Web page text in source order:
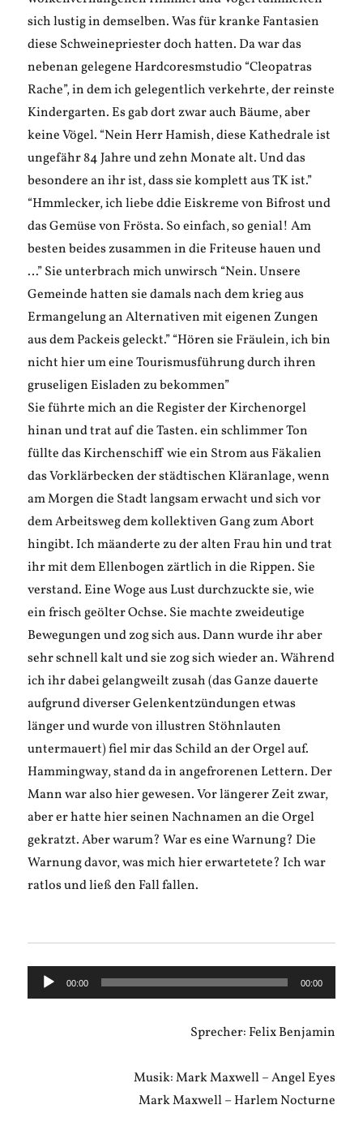
sich lustig in demselben. Was für kranke Fantasien
diese Schweinepriester doch hatten. Da war das
nebenan gelegene Hardcoresmstudio “Cleopatras
Rache”, in dem ich gelegentlich verkehrte, der reinste
Kindergarten. Es gab dort zwar auch Bäume, aber
keine Vögel. “Nein Herr Hamish, diese Kathedrale ist
ungefähr 84 Jahre und zehn Monate alt. Und das
besondere an ihr ist, dass sie komplett aus TK ist.”
“Hmmlecker, ich liebe ddie Eiskreme von Bifrost und
das Gemüse von Frösta. So einfach, so genial! Am
besten beides zusammen in die Friteuse hauen und
…” Sie unterbrach mich unwirsch “Nein. Unsere
Gemeinde hatten sie damals nach dem krieg aus
Ermangelung an Alternativen mit eigenen Zungen
aus dem Packeis geleckt.” “Hören sie Fräulein, ich bin
nicht hier um eine Tourismusführung durch ihren
gruseligen Eisladen zu bekommen”
Sie führte mich an die Register der Kirchenorgel
hinan und trat auf die Tasten. ein schlimmer Ton
füllte das Kirchenschiff wie ein Strom aus Fäkalien
das Vorklärbecken der städtischen Kläranlage, wenn
am Morgen die Stadt langsam erwacht und sich vor
dem Arbeitsweg dem kollektiven Gang zum Abort
hingibt. Ich mäanderte zu der alten Frau hin und trat
ihr mit dem Ellenbogen zärtlich in die Rippen. Sie
verstand. Eine Woge aus Lust durchzuckte sie, wie
ein frisch geölter Ochse. Sie machte zweideutige
Bewegungen und zog sich aus. Dann wurde ihr aber
sehr schnell kalt und sie zog sich wieder an. Während
ich ihr dabei gelangweilt zusah (das Ganze dauerte
aufgrund diverser Gelenkentzündungen etwas
länger und wurde von illustren Stöhnlauten
untermauert) fiel mir das Schild an der Orgel auf.
Hammingway, stand da in angefrorenen Lettern. Der
Mann war also hier gewesen. Vor längerer Zeit zwar,
aber er hatte hier seinen Nachnamen an die Orgel
gekratzt. Aber warum? War es eine Warnung? Die
Warnung davor, was mich hier erwartetete? Ich war
ratlos und ließ den Fall fallen.
Audio-
Player
00:00 00:00
Sprecher: Felix Benjamin
Musik: Mark Maxwell – Angel Eyes
Mark Maxwell – Harlem Nocturne